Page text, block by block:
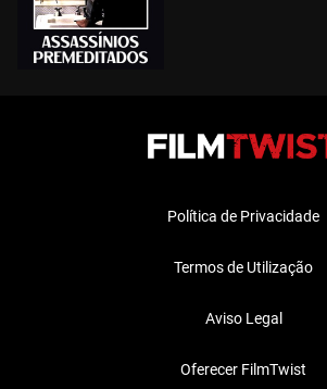
Política de Privacidade
Termos de Utilização
Aviso Legal
Oferecer FilmTwist